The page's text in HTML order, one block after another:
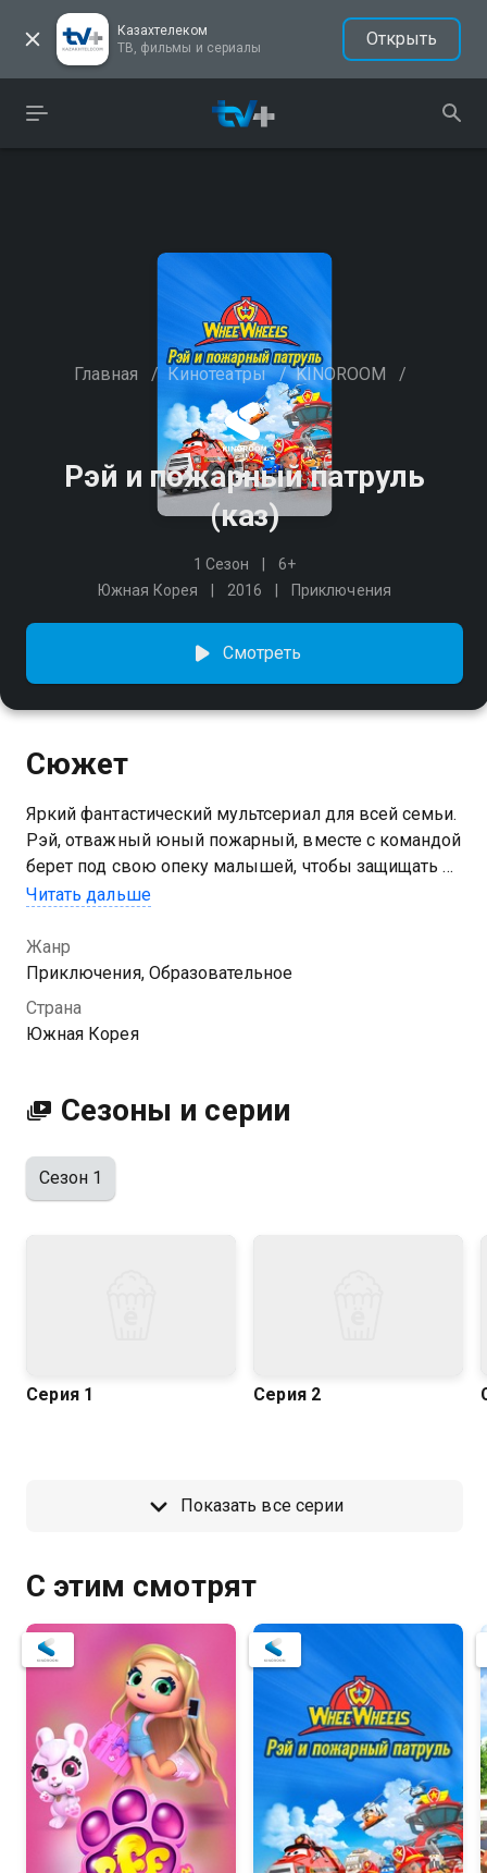
Казахтелеком
ТВ, фильмы и сериалы
Открыть
Главная / Кинотеатры / KINOROOM /
Рэй и пожарный патруль
(каз)
1 Сезон
6+
Южная Корея
2016 Приключения
Смотреть
Сюжет
Яркий фантастический мультсериал для всей семьи.
Рэй, отважный юный пожарный, вместе с командой
берет под свою опеку малышей, чтобы защищать их
и предотвращать несчастные случаи. Если случится
Бикон, Памп, Хейзел и Хеликс всегда готовы прийти
на помощь. А тут еще и три космических злодея
вторглись в мирную жизнь городка и чинят
неприятности. Но когда за дело берутся Рэй и
пожарный патруль, то все будет в порядке!
познавательные истории – малыши непременно
подружатся с Рэем и смелыми машинками-
пожарными. Режиссер: Хюн Ву Ким.
Читать дальше
Жанр
Приключения, Образовательное
Страна
Южная Корея
Сезоны и серии
Сезон 1
Серия 1 Серия 2
Показать все серии
С этим смотрят